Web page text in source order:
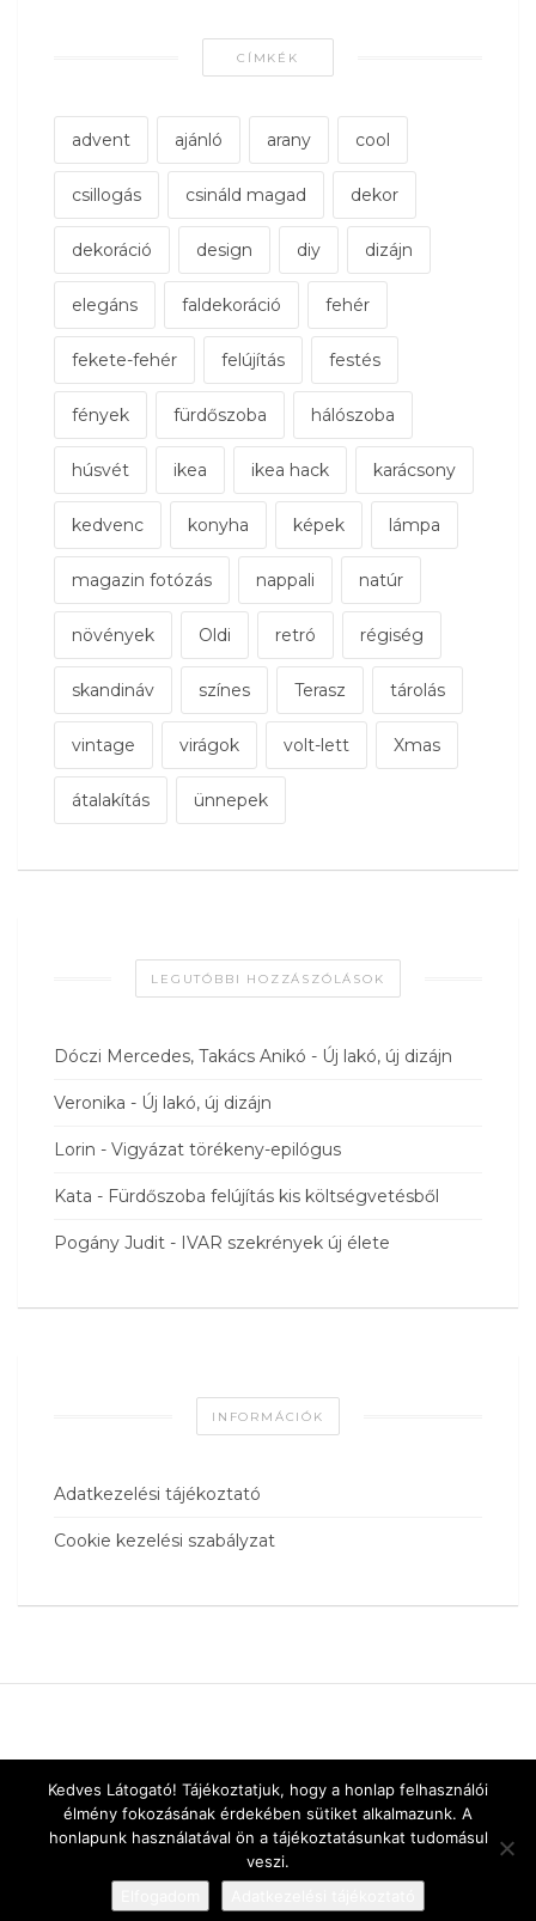
CÍMKÉK
advent ajánló arany cool
csillogás csináld magad dekor
dekoráció design diy dizájn
elegáns faldekoráció fehér
fekete-fehér felújítás festés
fények fürdőszoba hálószoba
húsvét ikea ikea hack karácsony
kedvenc konyha képek lámpa
magazin fotózás nappali natúr
növények Oldi retró régiség
skandináv színes Terasz tárolás
vintage virágok volt-lett Xmas
átalakítás ünnepek
LEGUTÓBBI HOZZÁSZÓLÁSOK
Dóczi Mercedes, Takács Anikó - Új lakó, új dizájn
Veronika - Új lakó, új dizájn
Lorin - Vigyázat törékeny-epilógus
Kata - Fürdőszoba felújítás kis költségvetésből
Pogány Judit - IVAR szekrények új élete
INFORMÁCIÓK
Adatkezelési tájékoztató
Cookie kezelési szabályzat
Kedves Látogató! Tájékoztatjuk, hogy a honlap felhasználói
élmény fokozásának érdekében sütiket alkalmazunk. A
honlapunk használatával ön a tájékoztatásunkat tudomásul
veszi.